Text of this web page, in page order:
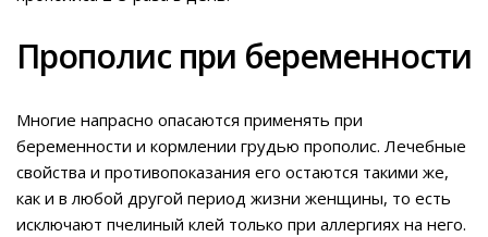
Прополис при беременности
Многие напрасно опасаются применять при
беременности и кормлении грудью прополис. Лечебные
свойства и противопоказания его остаются такими же,
как и в любой другой период жизни женщины, то есть
исключают пчелиный клей только при аллергиях на него.